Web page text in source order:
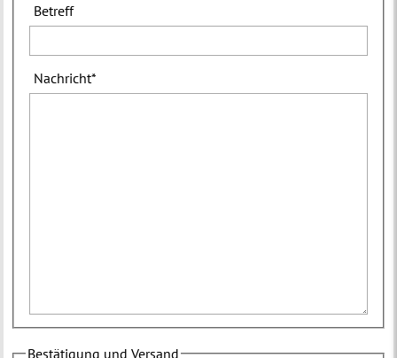
Betreff
Nachricht*
Bestätigung und Versand